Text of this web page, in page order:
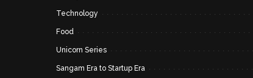
Technology
Food
Unicorn Series
Sangam Era to Startup Era